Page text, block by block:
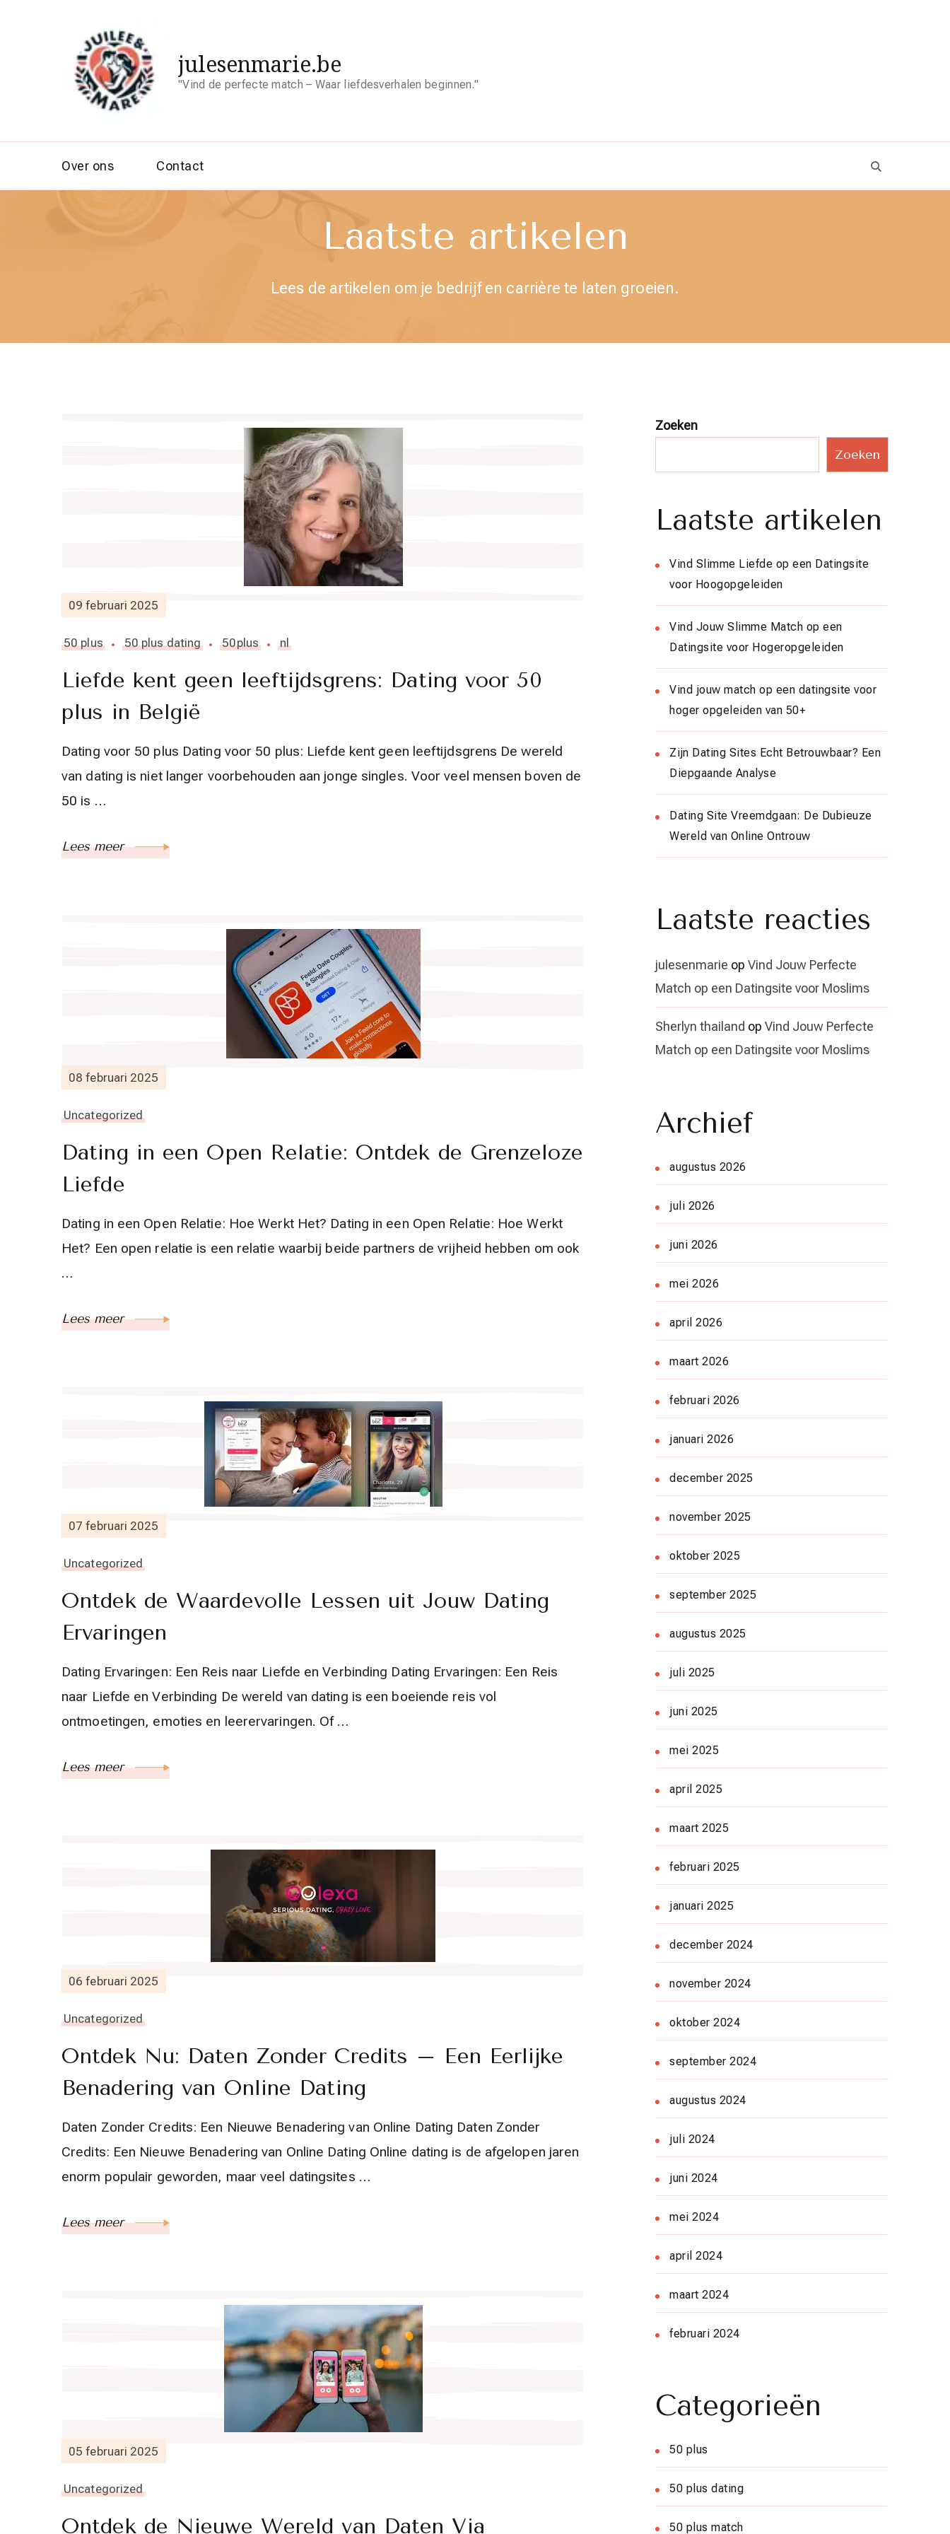
julesenmarie.be
"Vind de perfecte match – Waar liefdesverhalen beginnen."
Over ons Contact
Laatste artikelen
Lees de artikelen om je bedrijf en carrière te laten groeien.
09 februari 2025
50 plus 50 plus dating 50plus nl
Liefde kent geen leeftijdsgrens: Dating voor 50
plus in België
Dating voor 50 plus Dating voor 50 plus: Liefde kent geen leeftijdsgrens De wereld
van dating is niet langer voorbehouden aan jonge singles. Voor veel mensen boven de
50 is …
Lees meer
08 februari 2025
Uncategorized
Dating in een Open Relatie: Ontdek de Grenzeloze
Liefde
Dating in een Open Relatie: Hoe Werkt Het? Dating in een Open Relatie: Hoe Werkt
Het? Een open relatie is een relatie waarbij beide partners de vrijheid hebben om ook
…
Lees meer
07 februari 2025
Uncategorized
Ontdek de Waardevolle Lessen uit Jouw Dating
Ervaringen
Dating Ervaringen: Een Reis naar Liefde en Verbinding Dating Ervaringen: Een Reis
naar Liefde en Verbinding De wereld van dating is een boeiende reis vol
ontmoetingen, emoties en leerervaringen. Of …
Lees meer
06 februari 2025
Uncategorized
Ontdek Nu: Daten Zonder Credits – Een Eerlijke
Benadering van Online Dating
Daten Zonder Credits: Een Nieuwe Benadering van Online Dating Daten Zonder
Credits: Een Nieuwe Benadering van Online Dating Online dating is de afgelopen jaren
enorm populair geworden, maar veel datingsites …
Lees meer
05 februari 2025
Uncategorized
Ontdek de Nieuwe Wereld van Daten Via
Zoeken
Zoeken
Laatste artikelen
Vind Slimme Liefde op een Datingsite
voor Hoogopgeleiden
Vind Jouw Slimme Match op een
Datingsite voor Hogeropgeleiden
Vind jouw match op een datingsite voor
hoger opgeleiden van 50+
Zijn Dating Sites Echt Betrouwbaar? Een
Diepgaande Analyse
Dating Site Vreemdgaan: De Dubieuze
Wereld van Online Ontrouw
Laatste reacties
julesenmarie op Vind Jouw Perfecte
Match op een Datingsite voor Moslims
Sherlyn thailand op Vind Jouw Perfecte
Match op een Datingsite voor Moslims
Archief
augustus 2026
juli 2026
juni 2026
mei 2026
april 2026
maart 2026
februari 2026
januari 2026
december 2025
november 2025
oktober 2025
september 2025
augustus 2025
juli 2025
juni 2025
mei 2025
april 2025
maart 2025
februari 2025
januari 2025
december 2024
november 2024
oktober 2024
september 2024
augustus 2024
juli 2024
juni 2024
mei 2024
april 2024
maart 2024
februari 2024
Categorieën
50 plus
50 plus dating
50 plus match